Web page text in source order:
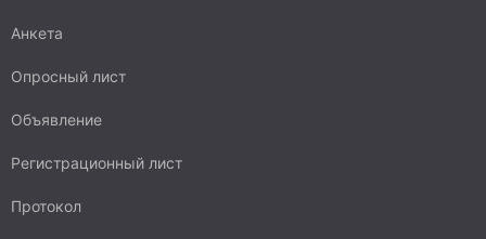
Анкета
Опросный лист
Объявление
Регистрационный лист
Протокол